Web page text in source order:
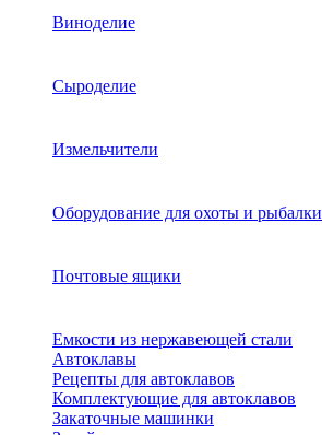
Виноделие
Сыроделие
Измельчители
Оборудование для охоты и рыбалки
Почтовые ящики
Емкости из нержавеющей стали
Автоклавы
Рецепты для автоклавов
Комплектующие для автоклавов
Закаточные машинки